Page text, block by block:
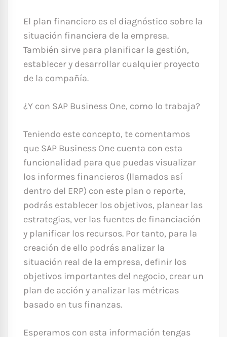
El plan financiero es el diagnóstico sobre la
situación financiera de la empresa.
También sirve para planificar la gestión,
establecer y desarrollar cualquier proyecto
de la compañía.
¿Y con SAP Business One, como lo trabaja?
Teniendo este concepto, te comentamos
que SAP Business One cuenta con esta
funcionalidad para que puedas visualizar
los informes financieros (llamados así
dentro del ERP) con este plan o reporte,
podrás establecer los objetivos, planear las
estrategias, ver las fuentes de financiación
y planificar los recursos. Por tanto, para la
creación de ello podrás analizar la
situación real de la empresa, definir los
objetivos importantes del negocio, crear un
plan de acción y analizar las métricas
basado en tus finanzas.
Esperamos con esta información tengas